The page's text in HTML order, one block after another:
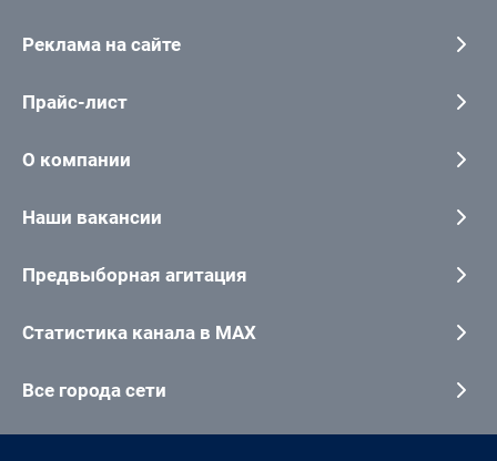
Реклама на сайте
Прайс-лист
О компании
Наши вакансии
Предвыборная агитация
Статистика канала в MAX
Все города сети